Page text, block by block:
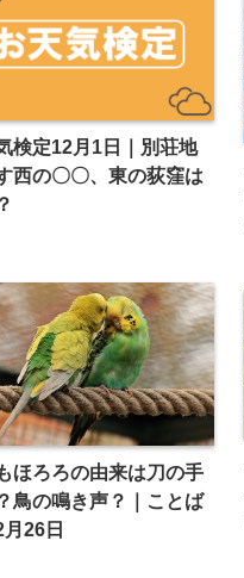
検定12月1日｜別荘地
西の〇〇、東の荻窪は
ほろろの由来は刀の手
鳥の鳴き声？｜ことば
26日